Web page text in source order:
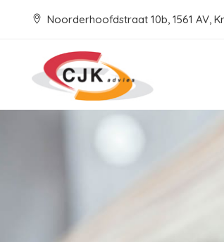
Noorderhoofdstraat 10b, 1561 AV,